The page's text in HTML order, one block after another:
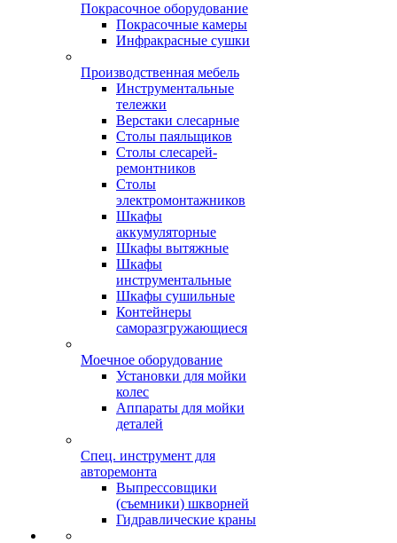
Покрасочное оборудование
Покрасочные камеры
Инфракрасные сушки
Производственная мебель
Инструментальные
тележки
Верстаки слесарные
Столы паяльщиков
Столы слесарей-
ремонтников
Столы
электромонтажников
Шкафы
аккумуляторные
Шкафы вытяжные
Шкафы
инструментальные
Шкафы сушильные
Контейнеры
саморазгружающиеся
Моечное оборудование
Установки для мойки
колес
Аппараты для мойки
деталей
Спец. инструмент для
авторемонта
Выпрессовщики
(съемники) шкворней
Гидравлические краны